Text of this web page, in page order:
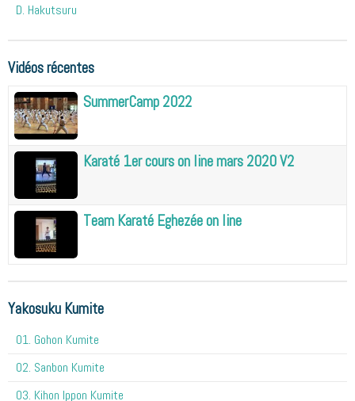
D. Hakutsuru
Vidéos récentes
SummerCamp 2022
Karaté 1er cours on line mars 2020 V2
Team Karaté Eghezée on line
Yakosuku Kumite
01. Gohon Kumite
02. Sanbon Kumite
03. Kihon Ippon Kumite